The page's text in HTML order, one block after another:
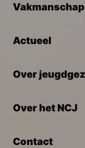
Vakmanschap
Actueel
Over
Over het NCJ
Contact